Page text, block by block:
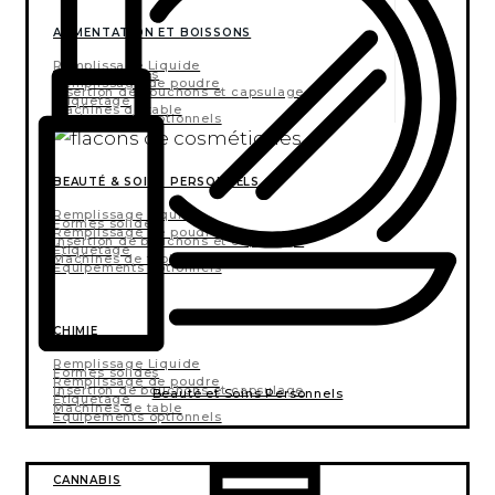
ALIMENTATION ET BOISSONS
Remplissage Liquide
Formes solides
Remplissage de poudre
Insertion de bouchons et capsulage
Étiquetage
Machines de table
Équipements optionnels
BEAUTÉ & SOINS PERSONNELS
Remplissage Liquide
Formes solides
Remplissage de poudre
Insertion de bouchons et capsulage
Étiquetage
Machines de table
Équipements optionnels
CHIMIE
Remplissage Liquide
Formes solides
Remplissage de poudre
Insertion de bouchons et capsulage
Étiquetage
Machines de table
Équipements optionnels
CANNABIS
Beauté et Soins Personnels